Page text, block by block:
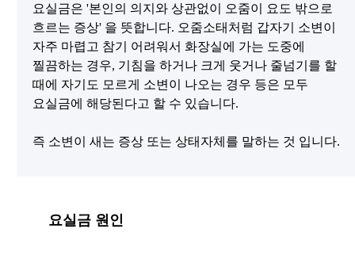
요실금은 '본인의 의지와 상관없이 오줌이 요도 밖으로
흐르는 증상' 을 뜻합니다. 오줌소태처럼 갑자기 소변이
자주 마렵고 참기 어려워서 화장실에 가는 도중에
찔끔하는 경우, 기침을 하거나 크게 웃거나 줄넘기를 할
때에 자기도 모르게 소변이 나오는 경우 등은 모두
요실금에 해당된다고 할 수 있습니다.
즉 소변이 새는 증상 또는 상태자체를 말하는 것 입니다.
요실금 원인